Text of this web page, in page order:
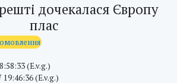
дочекалася Європу
плас
(E.v.g.)
(E.v.g.)